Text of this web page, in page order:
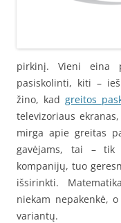
pirkinį. Vieni eina
pasiskolinti, kiti –
žino, kad greitos
televizoriaus
mirga apie greitas
gavėjams, tai –
kompanijų, tuo
išsirinkti.
niekam nepakenkė,
variantų.